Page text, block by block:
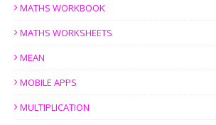
MATHS WORKBOOK
MATHS WORKSHEETS
MEAN
MOBILE APPS
MULTIPLICATION